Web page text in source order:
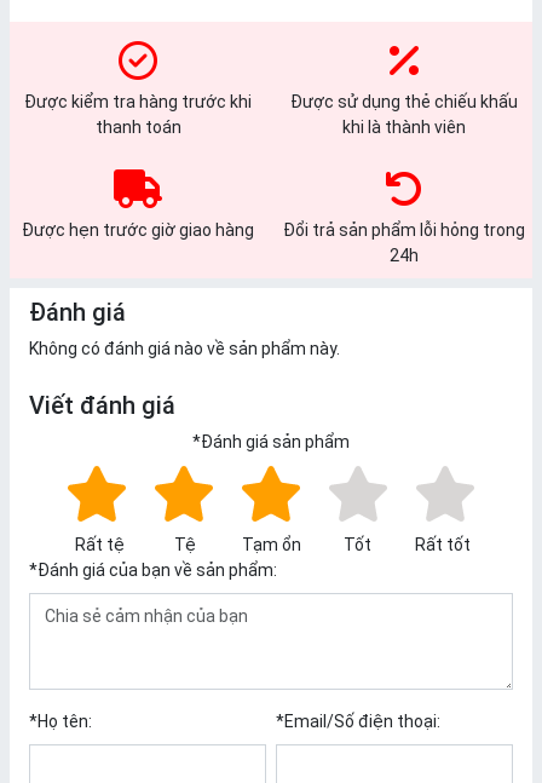
Được kiểm tra hàng trước khi
thanh toán
Được sử dụng thẻ chiếu khấu
khi là thành viên
Được hẹn trước giờ giao hàng
Đổi trả sản phẩm lỗi hỏng trong
24h
Đánh giá
Không có đánh giá nào về sản phẩm này.
Viết đánh giá
*Đánh giá sản phẩm
Rất tệ Tệ Tạm ổn Tốt
Rất tốt
*Đánh giá của bạn về sản phẩm:
*Họ tên: *Email/Số điện thoại: